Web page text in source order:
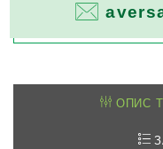
ОПИС